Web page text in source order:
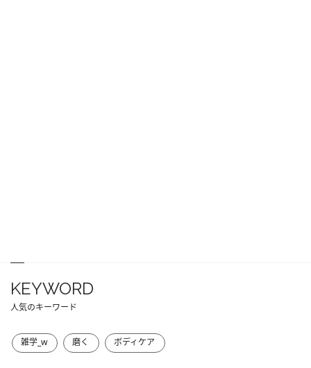
KEYWORD
人気のキーワード
雑学_w 磨く ボディケア